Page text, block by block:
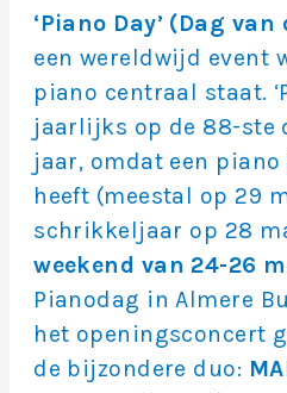
‘Piano Day’ (Dag van
een wereldwijd event
piano centraal staat.
jaarlijks op de 88-ste
jaar, omdat een piano
heeft (meestal op 29
schrikkeljaar op 28
weekend van 24-26
Pianodag in Almere
het openingsconcert
de bijzondere duo: